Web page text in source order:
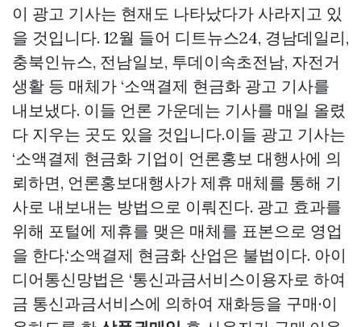
이 광고 기사는 현재도 나타났다가 사라지고 있
을 것입니다. 12월 들어 디트뉴스24, 경남데일리,
충북인뉴스, 전남일보, 투데이속초전남, 자전거
생활 등 매체가 ‘소액결제 현금화 광고 기사를
내보냈다. 이들 언론 가운데는 기사를 매일 올렸
다 지우는 곳도 있을 것입니다.이들 광고 기사는
‘소액결제 현금화 기업이 언론홍보 대행사에 의
뢰하면, 언론홍보대행사가 제휴 매체를 통해 기
사로 내보내는 방법으로 이뤄진다. 광고 효과를
위해 포털에 제휴를 맺은 매체를 표본으로 영업
을 한다.‘소액결제 현금화 산업은 불법이다. 아이
디어통신망법은 ‘통신과금서비스이용자로 하여
금 통신과금서비스에 의하여 재화등을 구매·이